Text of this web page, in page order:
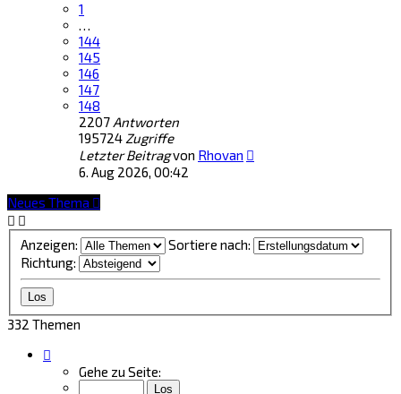
1
…
144
145
146
147
148
2207 Antworten
195724 Zugriffe
Letzter Beitragvon Rhovan
6. Aug 2026, 00:42
Neues Thema
Anzeigen:
Sortiere nach:
Richtung:
332 Themen
von
Gehe zu Seite: